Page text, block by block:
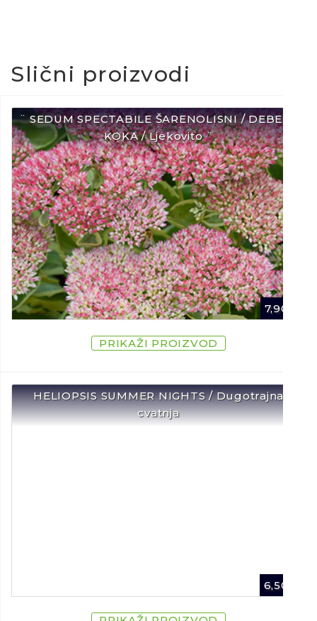
Slični proizvodi
¨ SEDUM SPECTABILE ŠARENOLISNI / DEBELA
KOKA / Ljekovito ¨
7,90
PRIKAŽI PROIZVOD
HELIOPSIS SUMMER NIGHTS / Dugotrajna
cvatnja
6,50